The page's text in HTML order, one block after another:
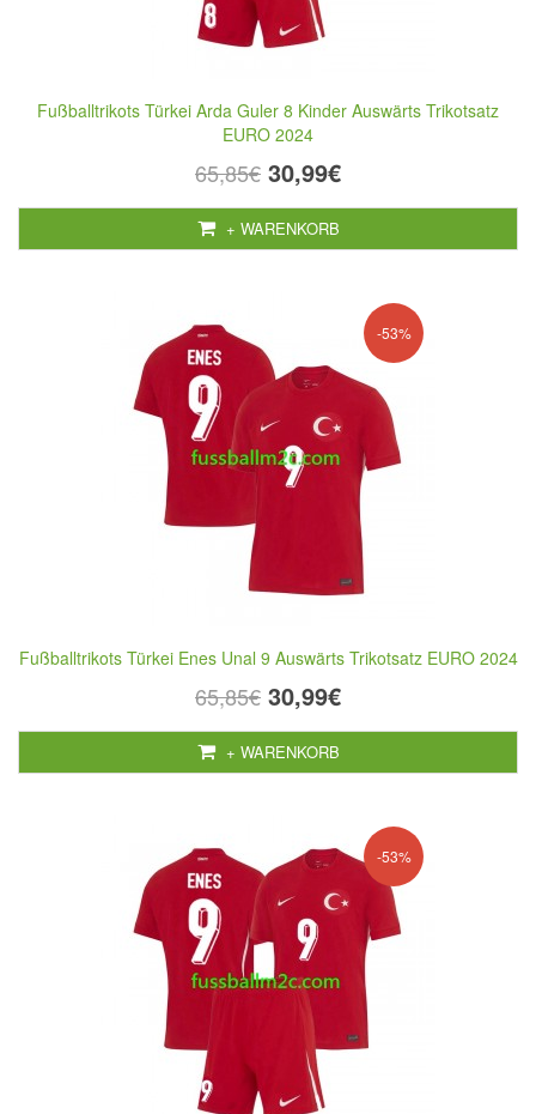
Fußballtrikots Türkei Arda Guler 8 Kinder Auswärts Trikotsatz
EURO 2024
65,85€ 30,99€
+ WARENKORB
-53%
Fußballtrikots Türkei Enes Unal 9 Auswärts Trikotsatz EURO 2024
65,85€ 30,99€
+ WARENKORB
-53%